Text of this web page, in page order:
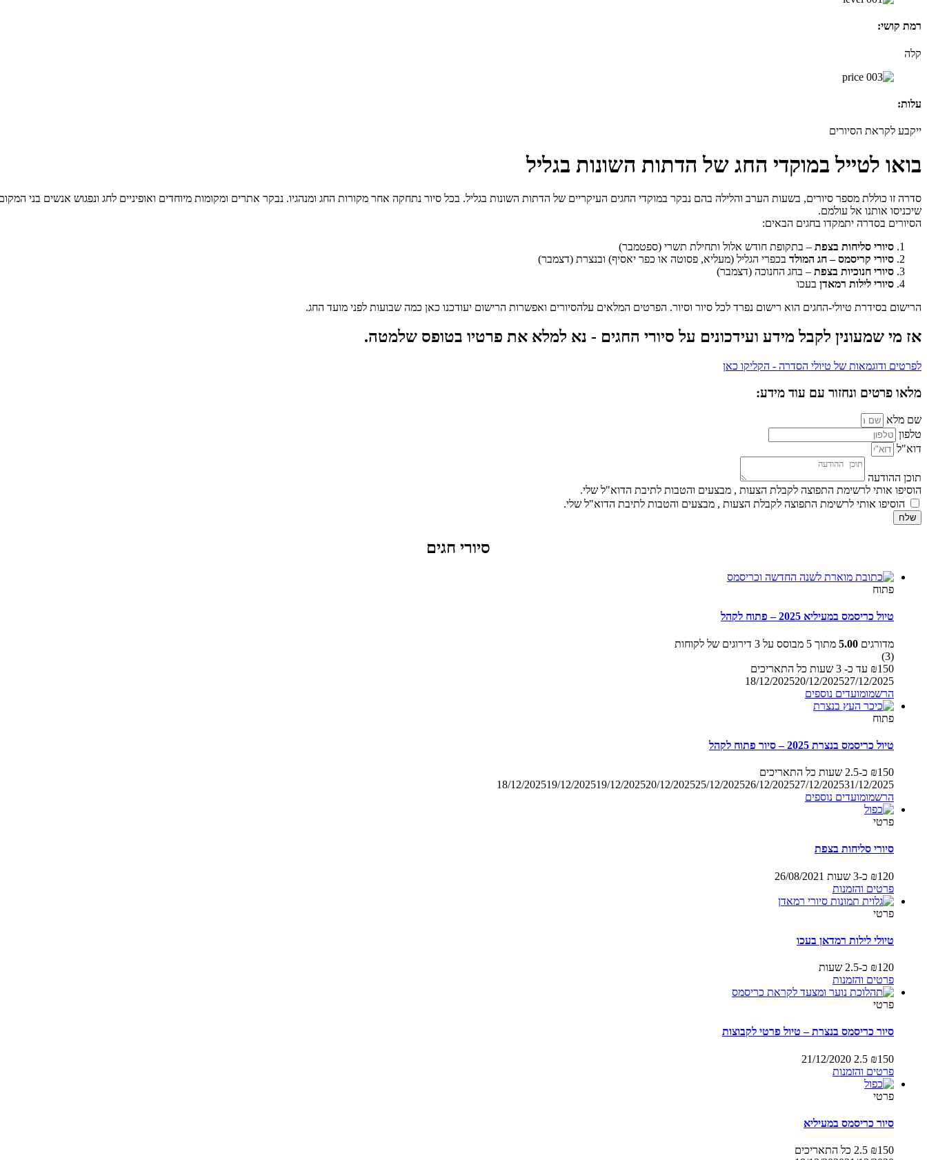
רמת קושי:
קלה
עלות:
ייקבע לקראת הסיורים
בואו לטייל במוקדי החג של הדתות השונות בגליל
סדרה זו כוללת מספר סיורים, בשעות הערב והלילה בהם נבקר במוקדי החגים העיקריים של הדתות השונות בגליל. בכל סיור נתחקה אחר מקורות החג ומנהגיו. נבקר אתרים ומקומות מיוחדים ואופיניים לחג ונפגוש אנשים בני
שיכניסו אותנו אל עולמם.
הסיורים בסדרה יתמקדו בחגים הבאים:
סיורי סליחות בצפת – בתקופת חודש אלול ותחילת תשרי (ספטמבר)
סיורי קריסמס – חג המולד בכפרי הגליל (מעליא, פסוטה או כפר יאסיף) ובנצרת (דצמבר)
סיורי חנוכיות בצפת – בחג החנוכה (דצמבר)
סיורי לילות רמאדן בעכו
הרישום בסידרת טיולי-החגים הוא רישום נפרד לכל סיור וסיור. הפרטים המלאים עלהסיורים ואפשרות הרישום יעודכנו כאן כמה שבועות לפני מועד החג.
אז מי שמעונין לקבל מידע ועידכונים על סיורי החגים - נא למלא את פרטיו בטופס שלמטה.
לפרטים ודוגמאות של טיולי הסדרה - הקליקו כאן
מלאו פרטים ונחזור עם עוד מידע:
שם מלא
טלפון
דוא"ל
תוכן ההודעה
הוסיפו אותי לרשימת התפוצה לקבלת הצעות , מבצעים והטבות לתיבת הדוא"ל שלי.
הוסיפו אותי לרשימת התפוצה לקבלת הצעות , מבצעים והטבות לתיבת הדוא"ל שלי.
שלח
סיורי חגים
פתוח
טיול כריסמס במעיליא 2025 – פתוח לקהל
מדורגים 5.00 מתוך 5 מבוסס על 3 דירוגים של לקוחות
(3)
₪150 עד כ- 3 שעות
כל התאריכים
18/12/202520/12/202527/12/2025
הרשמומועדים נוספים
פתוח
טיול כריסמס בנצרת 2025 – סיור פתוח לקהל
₪150 כ-2.5 שעות
כל התאריכים
18/12/202519/12/202519/12/202520/12/202525/12/202526/12/202527/12/202531/12/2025
הרשמומועדים נוספים
פרטי
סיורי סליחות בצפת
₪120 כ-3 שעות
פרטים והזמנות
פרטי
טיולי לילות רמדאן בעכו
₪120
כ-2.5 שעות
פרטים והזמנות
פרטי
סיור כריסמס בנצרת – טיול פרטי לקבוצות
₪150
פרטים והזמנות
פרטי
סיור כריסמס במעיליא
₪150
כל התאריכים